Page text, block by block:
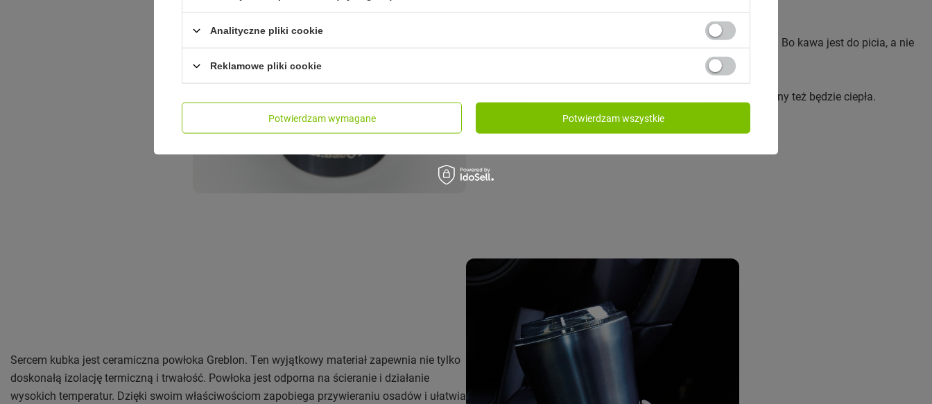
Chociaż tak naprawdę nie ścigamy się jak długo utrzyma ciepło. Bo kawa jest do picia, a nie
Ale jeśli coś oderwie Cię od tej chwili przyjemności to za 4 godziny też będzie ciepła.
Sercem kubka jest ceramiczna powłoka Greblon. Ten wyjątkowy materiał zapewnia nie tylko
doskonałą izolację termiczną i trwałość. Powłoka jest odporna na ścieranie i działanie
wysokich temperatur. Dzięki swoim właściwościom zapobiega przywieraniu osadów i ułatwia
Analityczne pliki cookie
Reklamowe pliki cookie
Potwierdzam wymagane Potwierdzam wszystkie